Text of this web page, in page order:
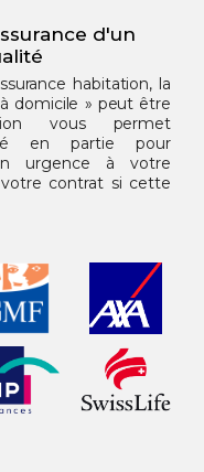
d'un
habitation, la
domicile » peut être
vous permet
en partie pour
urgence à votre
contrat si cette